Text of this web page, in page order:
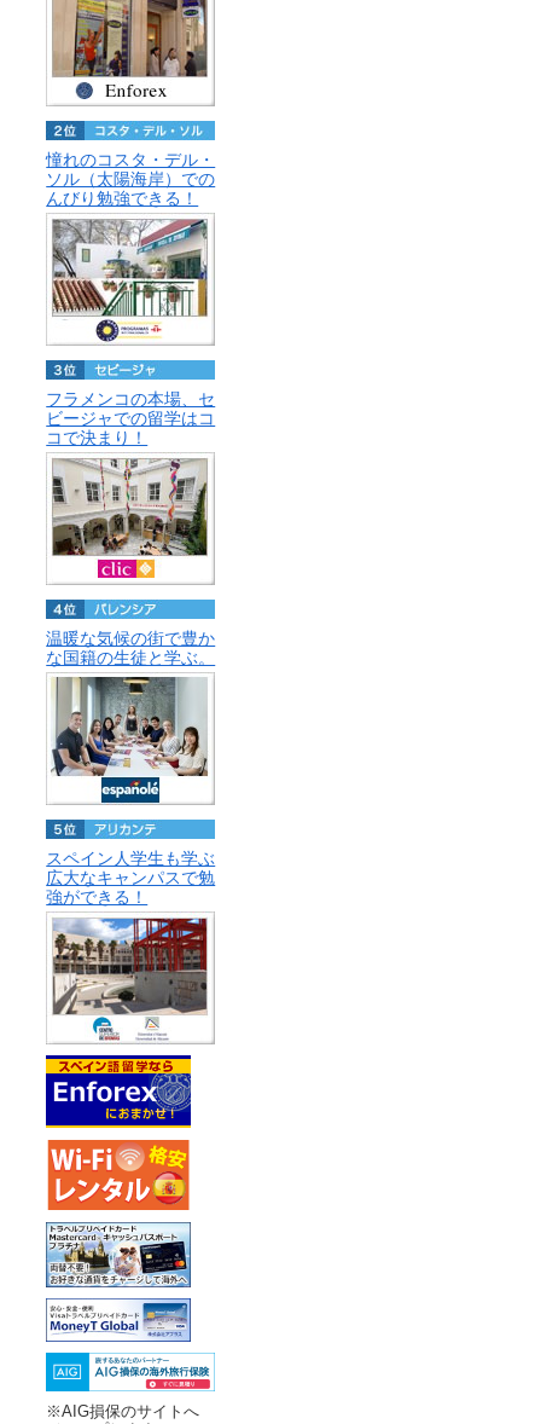
憧れのコスタ・デル・
ソル（太陽海岸）での
んびり勉強できる！
フラメンコの本場、セ
ビージャでの留学はコ
コで決まり！
温暖な気候の街で豊か
な国籍の生徒と学ぶ。
スペイン人学生も学ぶ
広大なキャンパスで勉
強ができる！
※AIG損保のサイトへ